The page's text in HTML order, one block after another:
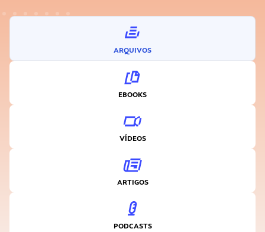
ARQUIVOS
EBOOKS
VÍDEOS
ARTIGOS
PODCASTS